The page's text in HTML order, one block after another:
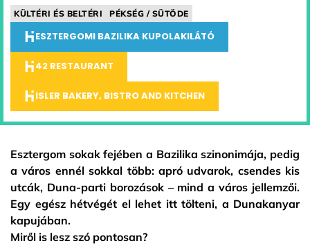
KÜLTÉRI ÉS BELTÉRI PÉKSÉG / SÜTÖDE
ESZTERGOMI BAZILIKA KUPOLAKILÁTÓ
42 RESTAURANT
ISLER BAKERY, BISTRO AND KITCHEN
Esztergom sokak fejében a Bazilika szinonimája, pedig
a város ennél sokkal több: apró udvarok, csendes kis
utcák, Duna-parti borozások – mind a város jellemzői.
Egy egész hétvégét el lehet itt tölteni, a Dunakanyar
kapujában.
Miről is lesz szó pontosan?